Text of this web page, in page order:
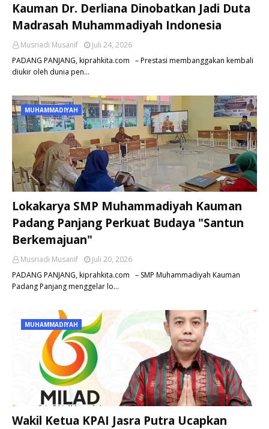
Kauman Dr. Derliana Dinobatkan Jadi Duta
Madrasah Muhammadiyah Indonesia
Musriadi Musanif
Juli 24, 2026
PADANG PANJANG, kiprahkita.com – Prestasi membanggakan kembali
diukir oleh dunia pen…
MUHAMMADIYAH
Lokakarya SMP Muhammadiyah Kauman
Padang Panjang Perkuat Budaya "Santun
Berkemajuan"
Musriadi Musanif
Juli 20, 2026
PADANG PANJANG, kiprahkita.com – SMP Muhammadiyah Kauman
Padang Panjang menggelar lo…
MUHAMMADIYAH
Wakil Ketua KPAI Jasra Putra Ucapkan